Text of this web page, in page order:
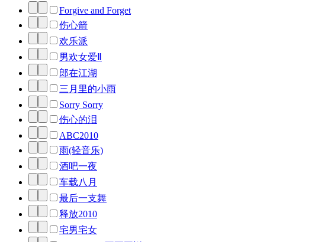
Forgive and Forget
伤心箭
欢乐派
男欢女爱Ⅱ
郎在江湖
三月里的小雨
Sorry Sorry
伤心的泪
ABC2010
雨(轻音乐)
酒吧一夜
车载八月
最后一支舞
释放2010
宅男宅女